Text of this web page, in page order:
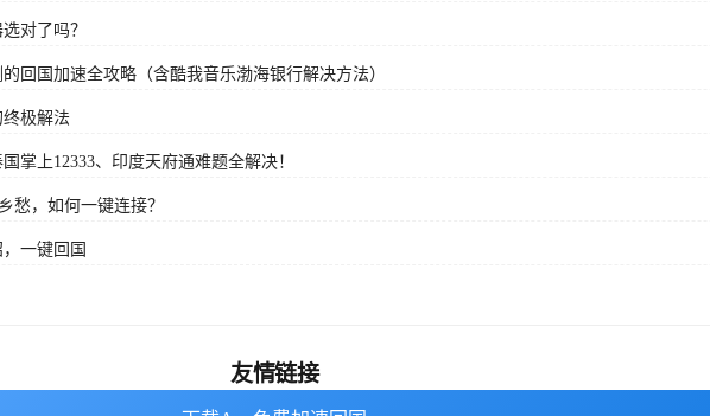
对了吗？
回国加速全攻略（含酷我音乐渤海银行解决方法）
极解法
掌上12333、印度天府通难题全解决！
愁，如何一键连接？
一键回国
友情链接